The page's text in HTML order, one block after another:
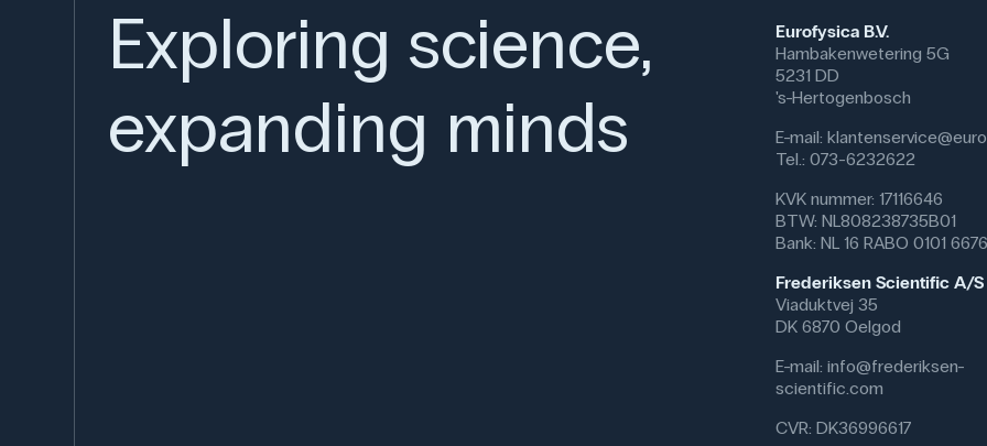
Gebruik van het product
In het onderwijs wordt glucose
koolhydraten en het
gebruiken bij experimenten
fermentatieactiviteit met gist
glucose worden gebruikt in
om reducerende suikers te
Het product kan ook worden
oplossingen voor
levensmiddelen of in
wordt gebruikt.
Specifikationer
Vægt (g): 3000 g
Exploring science,
expanding minds
Eurofysica B.V.
Hambakenwetering 5G
5231 DD
's-Hertogenbosch
E-mail:
Tel.: 073-6232622
KVK nummer: 17116646
BTW: NL808238735B01
Bank: NL 16 RABO 0101
Frederiksen Scientific A/S
Viaduktvej 35
DK 6870 Oelgod
E-mail: info@frederiksen-
scientific.com
CVR: DK36996617